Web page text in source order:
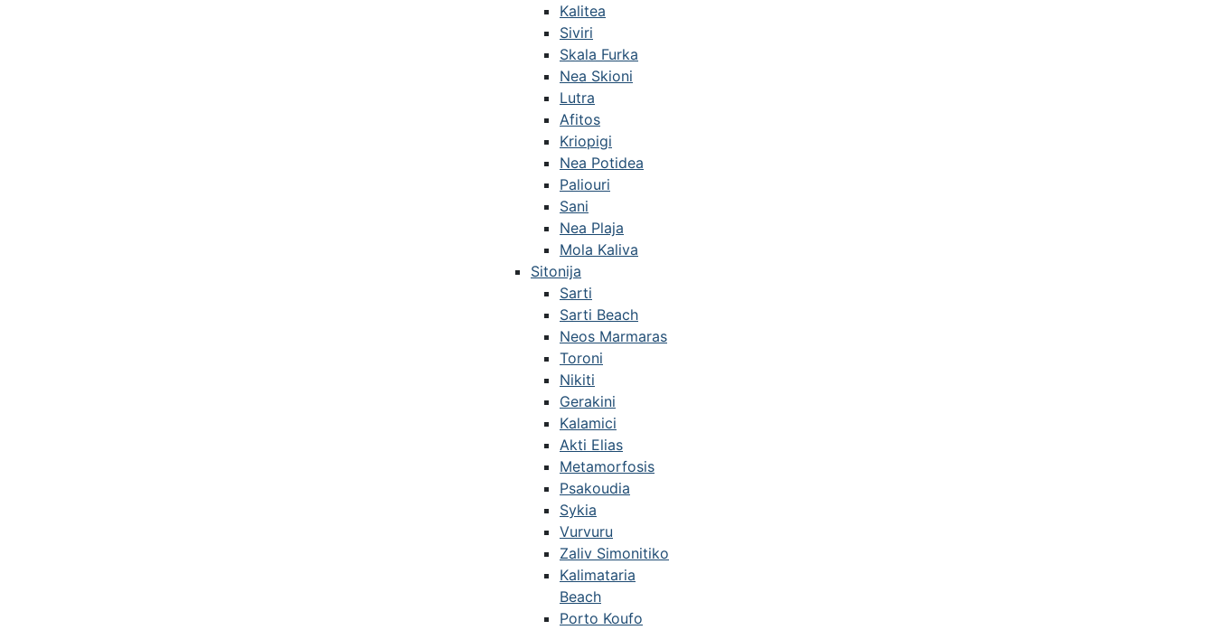
Kalitea
Siviri
Skala Furka
Nea Skioni
Lutra
Afitos
Kriopigi
Nea Potidea
Paliouri
Sani
Nea Plaja
Mola Kaliva
Sitonija
Sarti
Sarti Beach
Neos Marmaras
Toroni
Nikiti
Gerakini
Kalamici
Akti Elias
Metamorfosis
Psakoudia
Sykia
Vurvuru
Zaliv Simonitiko
Kalimataria
Beach
Porto Koufo